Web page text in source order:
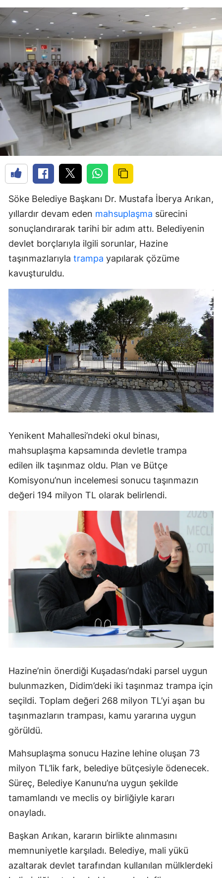
Söke Belediye Başkanı Dr. Mustafa İberya Arıkan,
yıllardır devam eden mahsuplaşma sürecini
sonuçlandırarak tarihi bir adım attı. Belediyenin
devlet borçlarıyla ilgili sorunlar, Hazine
taşınmazlarıyla trampa yapılarak çözüme
kavuşturuldu.
Yenikent Mahallesi’ndeki okul binası,
mahsuplaşma kapsamında devletle trampa
edilen ilk taşınmaz oldu. Plan ve Bütçe
Komisyonu’nun incelemesi sonucu taşınmazın
değeri 194 milyon TL olarak belirlendi.
Hazine’nin önerdiği Kuşadası’ndaki parsel uygun
bulunmazken, Didim’deki iki taşınmaz trampa için
seçildi. Toplam değeri 268 milyon TL’yi aşan bu
taşınmazların trampası, kamu yararına uygun
görüldü.
Mahsuplaşma sonucu Hazine lehine oluşan 73
milyon TL’lik fark, belediye bütçesiyle ödenecek.
Süreç, Belediye Kanunu’na uygun şekilde
tamamlandı ve meclis oy birliğiyle kararı
onayladı.
Başkan Arıkan, kararın birlikte alınmasını
memnuniyetle karşıladı. Belediye, mali yükü
azaltarak devlet tarafından kullanılan mülklerdeki